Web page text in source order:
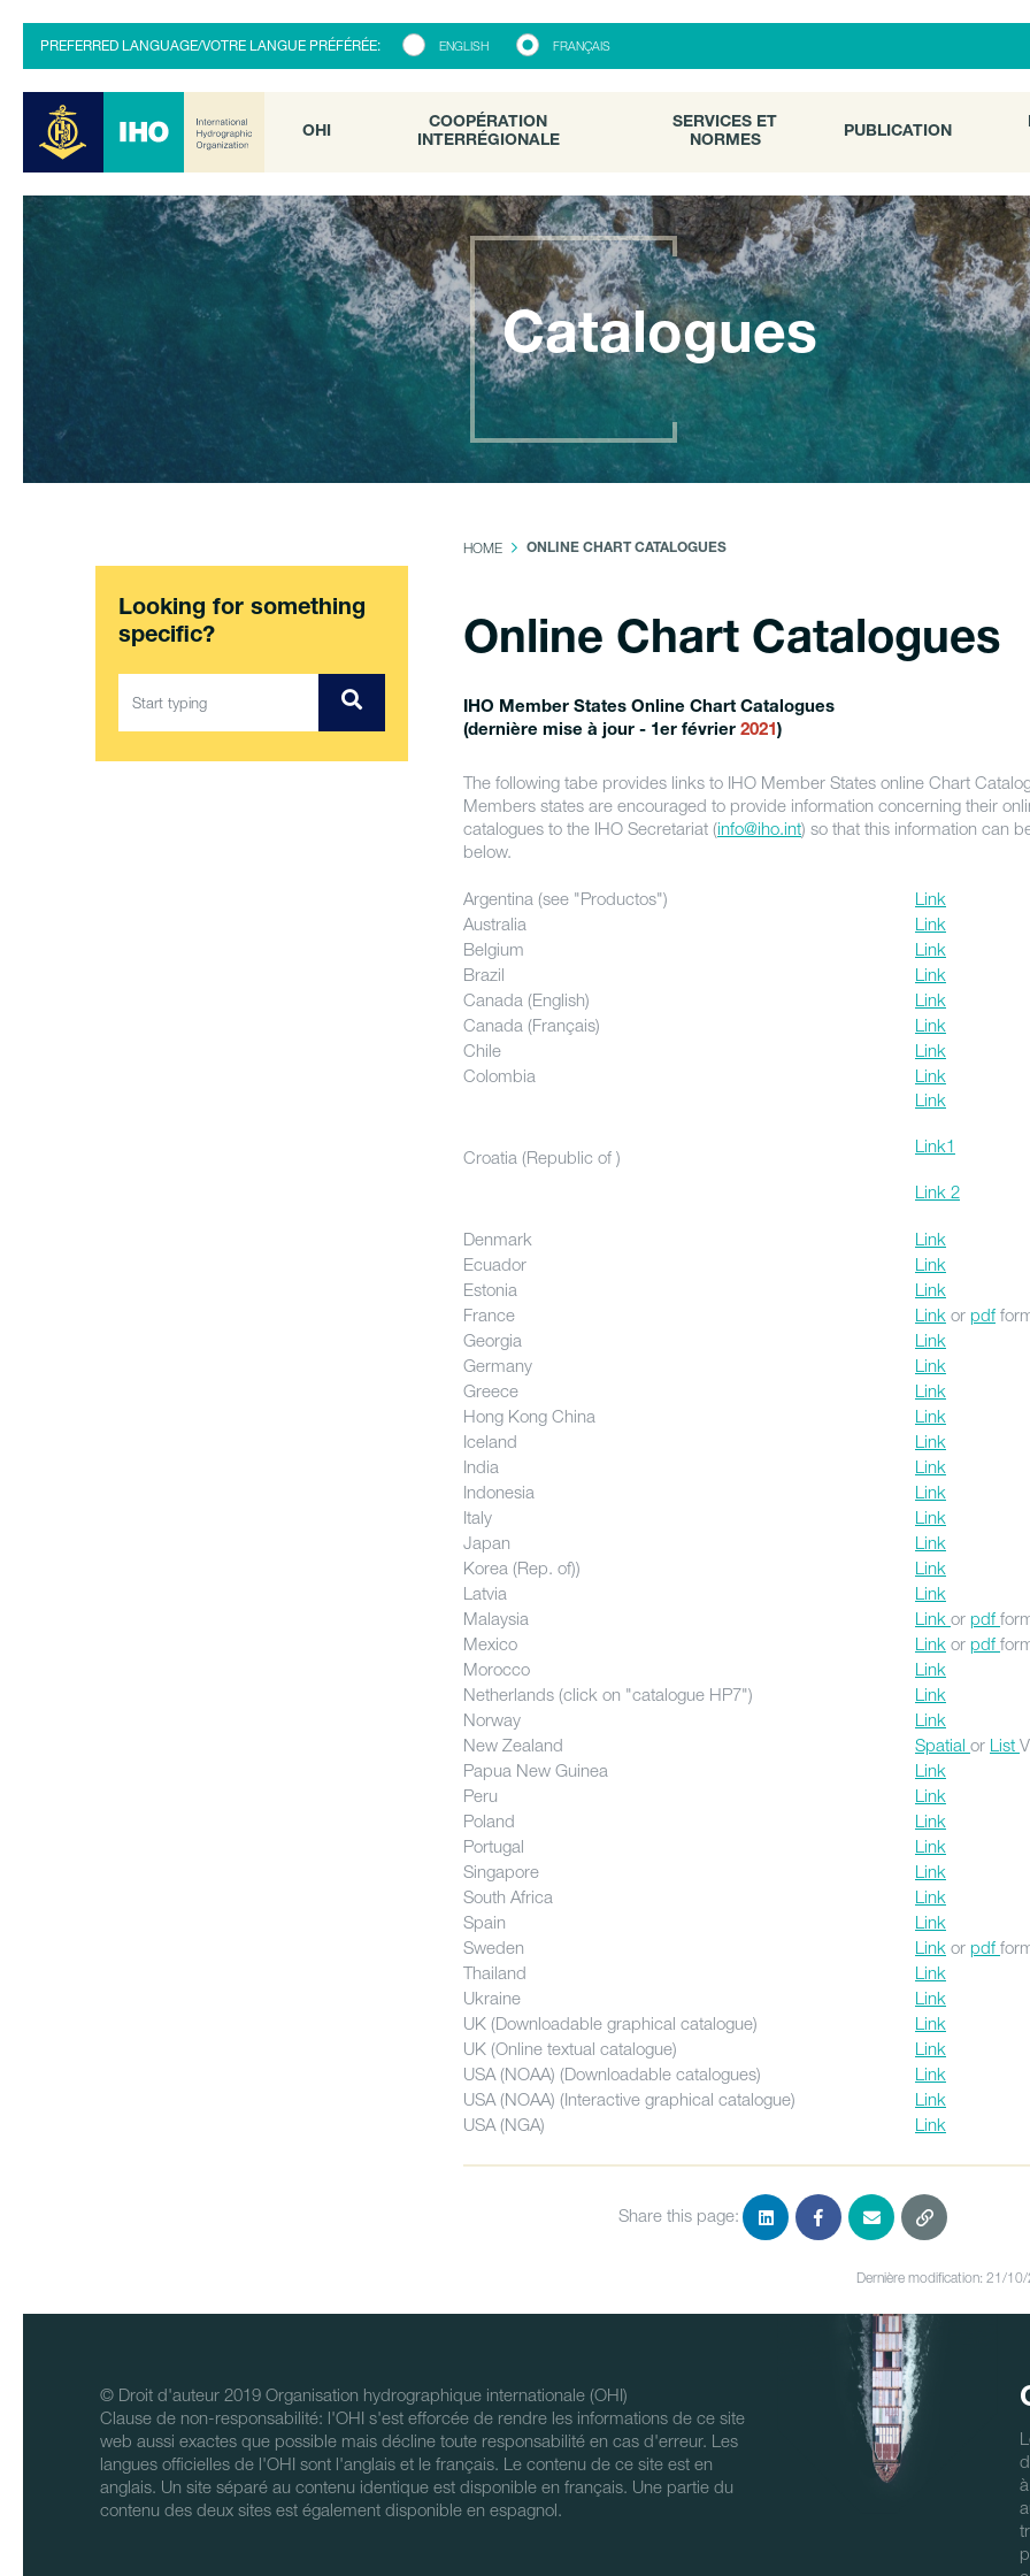
PREFERRED LANGUAGE/VOTRE LANGUE PRÉFÉRÉE: ENGLISH FRANÇAIS
OHI
COOPÉRATION
INTERRÉGIONALE
SERVICES ET
NORMES
PUBLICATION
OHI
COOPÉRATION
INTERRÉGIONALE
Catalogues
Looking for something
specific?
HOME ONLINE CHART CATALOGUES
Online Chart Catalogues
IHO Member States Online Chart Catalogues
(dernière mise à jour - 1er février 2021)
The following tabe provides links to IHO Member States online Chart
Members states are encouraged to provide information concerning their
catalogues to the IHO Secretariat (info@iho.int) so that this information can
below.
Argentina (see "Productos")
Link
Australia
Link
Belgium
Link
Brazil
Link
Canada (English)
Link
Canada (Français)
Link
Chile
Link
Colombia
Link
Croatia (Republic of )
Link
Link1
Link 2
Denmark
Link
Ecuador
Link
Estonia
Link
France
Link or pdf
Georgia
Link
Germany
Link
Greece
Link
Hong Kong China
Link
Iceland
Link
India
Link
Indonesia
Link
Italy
Link
Japan
Link
Korea (Rep. of))
Link
Latvia
Link
Malaysia
Link or pdf
Mexico
Link or pdf
Morocco
Link
Netherlands (click on "catalogue HP7")
Link
Norway
Link
New Zealand
Spatial or List
Papua New Guinea
Link
Peru
Link
Poland
Link
Portugal
Link
Singapore
Link
South Africa
Link
Spain
Link
Sweden
Link or pdf
Thailand
Link
Ukraine
Link
UK (Downloadable graphical catalogue)
Link
UK (Online textual catalogue)
Link
USA (NOAA) (Downloadable catalogues)
Link
USA (NOAA) (Interactive graphical catalogue)
Link
USA (NGA)
Link
Share this page:
Dernière modification: 21/
© Droit d'auteur 2019 Organisation hydrographique internationale (OHI)
Clause de non-responsabilité: l'OHI s'est efforcée de rendre les informations de ce site
web aussi exactes que possible mais décline toute responsabilité en cas d'erreur. Les
langues officielles de l'OHI sont l'anglais et le français. Le contenu de ce site est en
anglais. Un site séparé au contenu identique est disponible en français. Une partie du
contenu des deux sites est également disponible en espagnol.